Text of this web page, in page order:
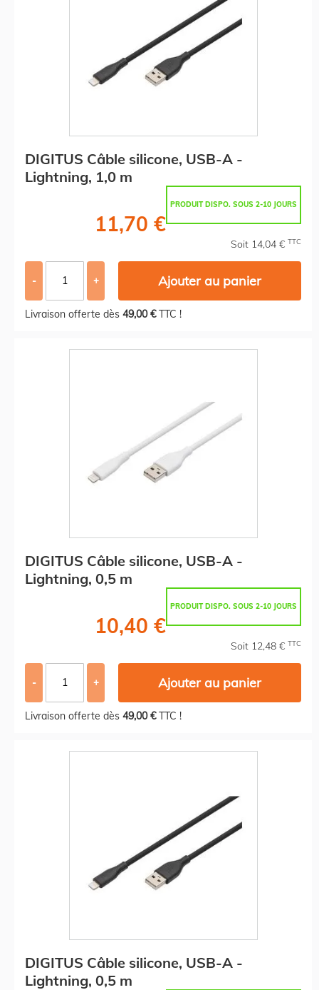
DIGITUS Câble silicone, USB-A -
Lightning, 1,0 m
PRODUIT DISPO. SOUS 2-10 JOURS
11,70 €
Soit 14,04 € TTC
- + Ajouter au panier
Livraison offerte dès 49,00 €TTC !
DIGITUS Câble silicone, USB-A -
Lightning, 0,5 m
PRODUIT DISPO. SOUS 2-10 JOURS
10,40 €
Soit 12,48 € TTC
- + Ajouter au panier
Livraison offerte dès 49,00 €TTC !
DIGITUS Câble silicone, USB-A -
Lightning, 0,5 m